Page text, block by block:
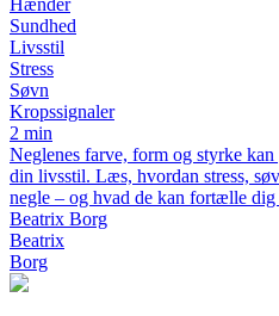
Sundhed
Livsstil
Stress
Søvn
Kropssignaler
2 min
Neglenes farve, form og styrke
din livsstil. Læs, hvordan stress,
negle – og hvad de kan fortælle
Beatrix Borg
Beatrix
Borg